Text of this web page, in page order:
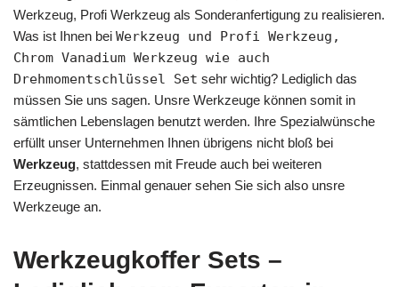
Werkzeug, Profi Werkzeug als Sonderanfertigung zu realisieren.
Was ist Ihnen bei Werkzeug und Profi Werkzeug,
Chrom Vanadium Werkzeug wie auch
Drehmomentschlüssel Set sehr wichtig? Lediglich das
müssen Sie uns sagen. Unsre Werkzeuge können somit in
sämtlichen Lebenslagen benutzt werden. Ihre Spezialwünsche
erfüllt unser Unternehmen Ihnen übrigens nicht bloß bei
Werkzeug, stattdessen mit Freude auch bei weiteren
Erzeugnissen. Einmal genauer sehen Sie sich also unsre
Werkzeuge an.
Werkzeugkoffer Sets –